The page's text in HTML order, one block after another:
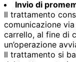
Invio di
Il trattamento
comunicazione
carrello, al fine di
un’operazione
Il trattamento si